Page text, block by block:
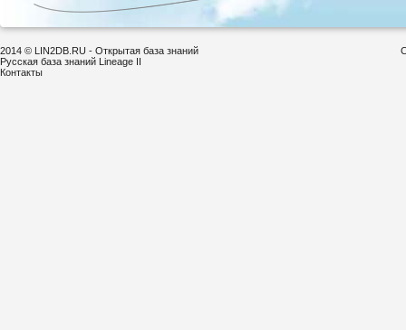
2014 © LIN2DB.RU - Открытая база знаний
Русская база знаний Lineage II
Контакты